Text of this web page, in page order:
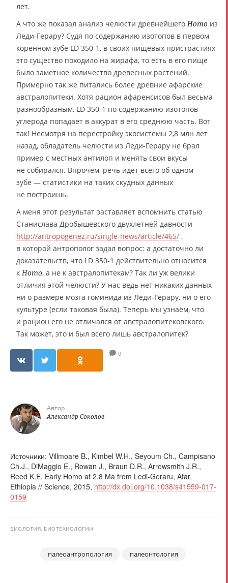
лет.
А что же показал анализ челюсти древнейшего Homo из
Леди-Герару? Судя по содержанию изотопов в первом
коренном зубе LD 350-1, в своих пищевых пристрастиях
это существо походило на жирафа, то есть в его пище
было заметное количество древесных растений.
Примерно так же питались более древние афарские
австралопитеки. Хотя рацион афаренсисов был весьма
разнообразным, LD 350-1 по содержанию изотопов
углерода попадает в аккурат в его среднюю часть. Вот
так! Несмотря на перестройку экосистемы 2,8 млн лет
назад, обладатель челюсти из Леди-Герару не брал
пример с местных антилоп и менять свои вкусы
не собирался. Впрочем, речь идёт всего об одном
зубе — статистики на таких скудных данных
не построишь.
А меня этот результат заставляет вспомнить статью
Станислава Дробышевского двухлетней давности
http://antropogenez.ru/single-news/article/465/ ,
в которой антрополог задал вопрос: а достаточно ли
доказательств, что LD 350-1 действительно относится
к Homo, а не к австралопитекам? Так ли уж велики
отличия этой челюсти? У нас ведь нет никаких данных
ни о размере мозга гоминида из Леди-Герару, ни о его
культуре (если таковая была). Теперь мы узнаём, что
и рацион его не отличался от австралопитековского.
Так может, это и был всего лишь австралопитек?
0
Автор
Александр Соколов
Источники: Villmoare B., Kimbel W.H., Seyoum Ch., Campisano
Ch.J., DiMaggio E., Rowan J., Braun D.R., Arrowsmith J.R.,
Reed K.E. Early Homo at 2.8 Ma from Ledi-Geraru, Afar,
Ethiopia // Science, 2015, http://dx.doi.org/10.1038/s41559-017-
0159
БИОЛОГИЯ, БИОТЕХНОЛОГИИ
палеоантропология палеонтология